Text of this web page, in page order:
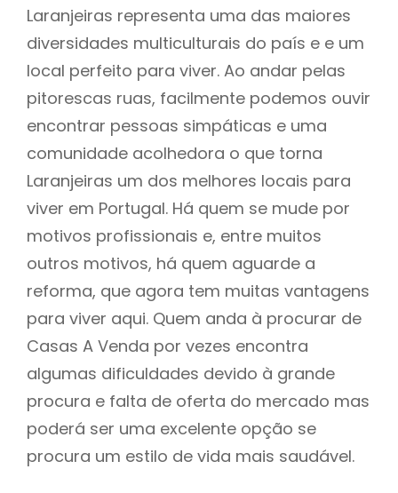
Laranjeiras representa uma das maiores
diversidades multiculturais do país e e um
local perfeito para viver. Ao andar pelas
pitorescas ruas, facilmente podemos ouvir
encontrar pessoas simpáticas e uma
comunidade acolhedora o que torna
Laranjeiras um dos melhores locais para
viver em Portugal. Há quem se mude por
motivos profissionais e, entre muitos
outros motivos, há quem aguarde a
reforma, que agora tem muitas vantagens
para viver aqui. Quem anda à procurar de
Casas A Venda por vezes encontra
algumas dificuldades devido à grande
procura e falta de oferta do mercado mas
poderá ser uma excelente opção se
procura um estilo de vida mais saudável.